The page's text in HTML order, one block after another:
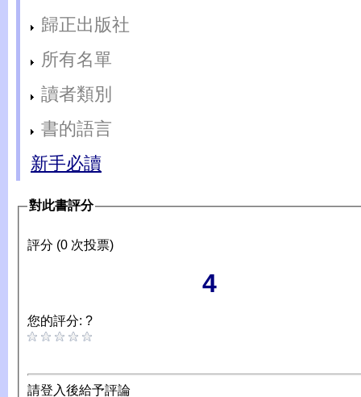
歸正出版社
所有名單
讀者類別
書的語言
新手必讀
對此書評分
評分 (0 次投票)
4
您的評分: ?
請登入後給予評論